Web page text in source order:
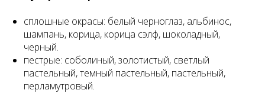
сплошные окрасы: белый черноглаз, альбинос,
шампань, корица, корица сэлф, шоколадный,
черный.
пестрые: соболиный, золотистый, светлый
пастельный, темный пастельный, пастельный,
перламутровый.